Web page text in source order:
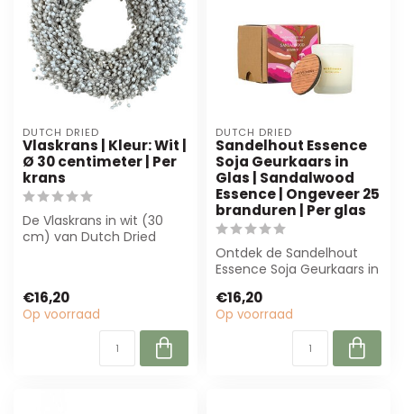
DUTCH DRIED
Vlaskrans | Kleur: Wit |
Ø 30 centimeter | Per
krans
De Vlaskrans in wit (30
cm) van Dutch Dried
€16,20
Op voorraad
DUTCH DRIED
Sandelhout Essence
Soja Geurkaars in
Glas | Sandalwood
Essence | Ongeveer 25
branduren | Per glas
Ontdek de Sandelhout
Essence Soja Geurkaars in
een war...
€16,20
Op voorraad